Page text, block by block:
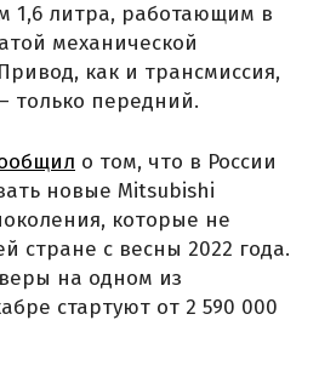
1,6 литра, работающим в
механической
как и трансмиссия,
только передний.
о том, что в России
новые Mitsubishi
которые не
стране с весны 2022 года.
на одном из
стартуют от 2 590 000